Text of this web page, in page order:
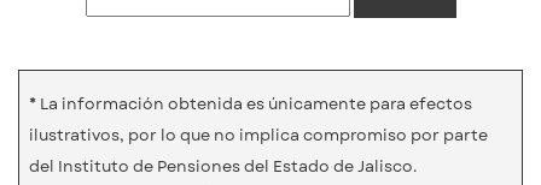
* La información obtenida es únicamente para efectos
ilustrativos, por lo que no implica compromiso por parte
del Instituto de Pensiones del Estado de Jalisco.